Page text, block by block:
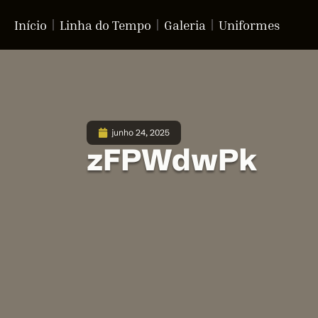
Início Linha do Tempo Galeria Uniformes
junho 24, 2025
zFPWdwPk